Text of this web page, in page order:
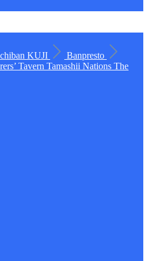
KUJI
Banpresto
Tavern Tamashii Nations The